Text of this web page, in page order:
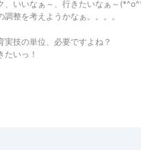
、いいなぁ～、行きたいなぁ～
調整を考えようかなぁ。。。。
実技の単位、必要ですよね？
たいっ！